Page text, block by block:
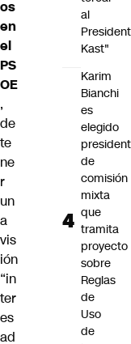
os
en
el
PS
OE
,
de
te
ne
r
un
a
vis
ión
“in
ter
es
ad
al
Kast"
Karim
Bianchi
es
elegido
de
comisión
mixta
que
tramita
proyecto
sobre
Reglas
de
Uso
de